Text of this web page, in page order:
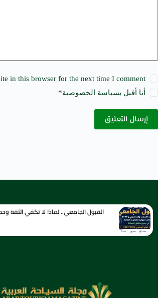
in this browser for the next time I comment.
أنا أقبل بسياسة الخصوصية*
إرسال التعليق
القبول الجامعي.. لماذا لا تكفي الثقة